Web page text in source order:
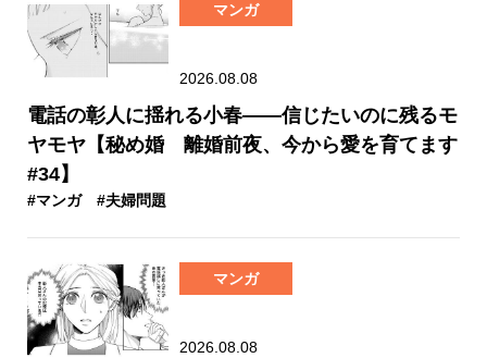
マンガ
2026.08.08
電話の彰人に揺れる小春――信じたいのに残るモ
ヤモヤ【秘め婚 離婚前夜、今から愛を育てます
#34】
#マンガ #夫婦問題
マンガ
2026.08.08